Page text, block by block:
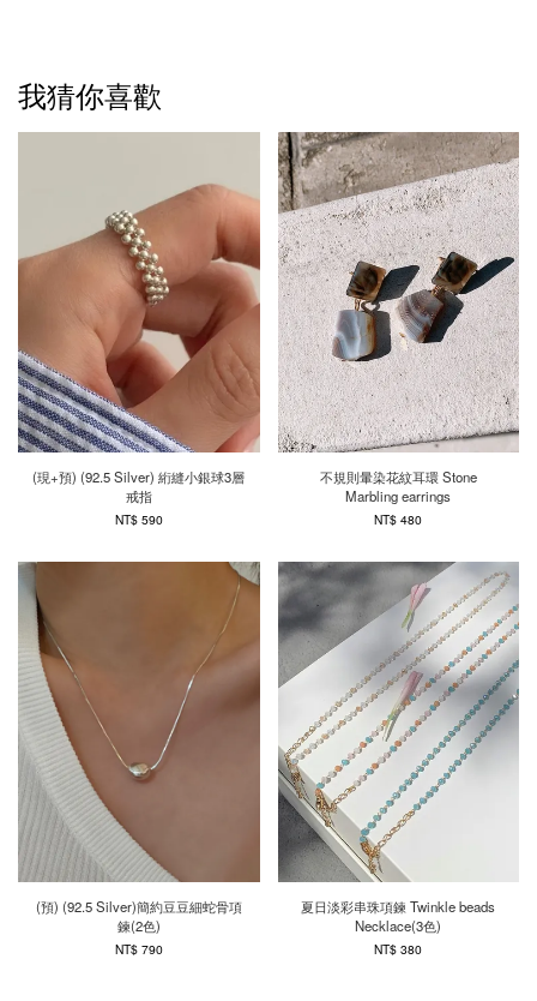
我猜你喜歡
(現+預) (92.5 Silver) 絎縫小銀球3層
戒指
NT$ 590
不規則暈染花紋耳環 Stone
Marbling earrings
NT$ 480
(預) (92.5 Silver)簡約豆豆細蛇骨項
鍊(2色)
NT$ 790
夏日淡彩串珠項鍊 Twinkle beads
Necklace(3色)
NT$ 380